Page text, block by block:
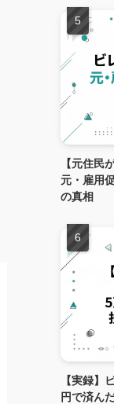
【元住民
元・雇用
の真相
【実録】
円で済ん